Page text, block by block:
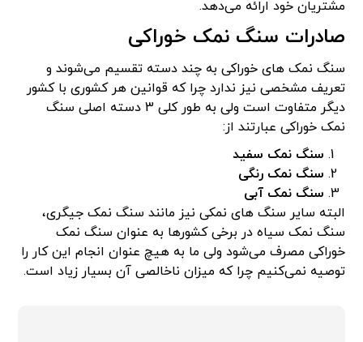
مشتریان خود ارائه می‌دهد.
صادرات سنگ نمک خوراکی
سنگ نمک های خوراکی به چند دسته تقسیم می‌شوند و
تعریف مشخصی نیز ندارد چرا که قوانین هر کشوری با کشور
دیگر متفاوت است ولی به طور کلی 3 دسته اصلی سنگ
نمک خوراکی عبارتند از:
سنگ نمک سفید
سنگ نمک رنگی
سنگ نمک آبی
البته سایر سنگ های نمکی نیز مانند سنگ نمک جیگری،
سنگ نمک سیاه در برخی کشورها به عنوان سنگ نمک
خوراکی مصرف می‌شود ولی ما به هیچ عنوان انجام این کار را
توصیه نمی‌کنیم چرا که میزان ناخالصی آن بسیار زیاد است.